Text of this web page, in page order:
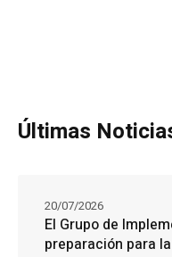
Últimas
El Grupo de
preparación para
20/07/2026